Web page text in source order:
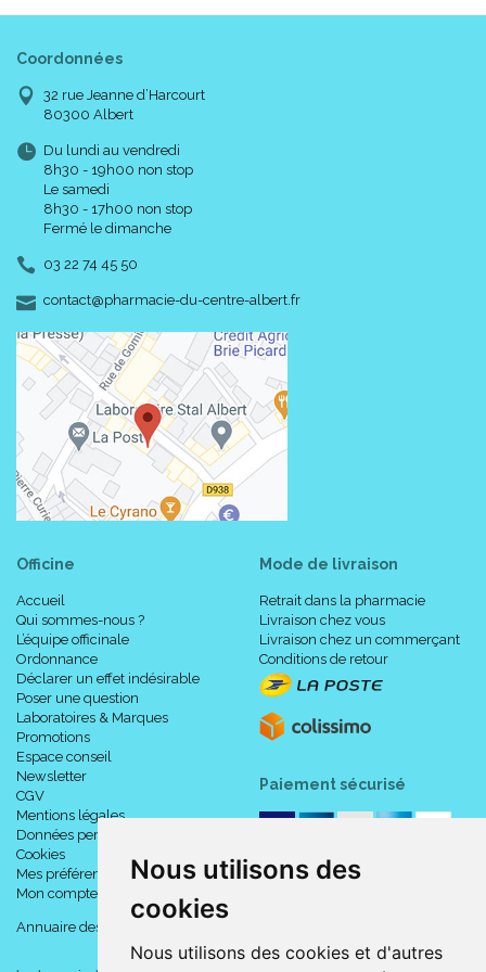
Nous utilisons des
cookies
Nous utilisons des cookies et d'autres
raspberry seed oil/palm oil aminopropanediol esters.
Code EAN : 3661434003370
Coordonnées
32 rue Jeanne d’Harcourt
80300 Albert
Du lundi au vendredi
8h30 - 19h00 non stop
Le samedi
8h30 - 17h00 non stop
Fermé le dimanche
03 22 74 45 50
contact-
@-
pharmacie-du-centre-albert.fr
Officine
Accueil
Qui sommes-nous ?
L’équipe officinale
Ordonnance
Déclarer un effet indésirable
Poser une question
Laboratoires & Marques
Promotions
Espace conseil
Newsletter
CGV
Mentions légales
Données personnelles
Cookies
Mes préférences Cookies
Mon compte
Annuaire des pharmacies
Mode de livraison
Retrait dans la pharmacie
Livraison chez vous
Livraison chez un commerçant
Conditions de retour
Paiement sécurisé